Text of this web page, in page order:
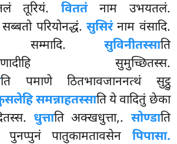
तूरियं. विततंनाम उभयतलं.
परियोनद्धं. सुसिरंनाम वंसादि.
सुविनीतस्साति
सुमुच्छितस्स.
ति पमाणे ठितभावजाननत्थं सुट्ठु
समन्नाहतस्साति ये वादितुं छेका
धुत्ताति अक्खधुत्ता,. सोण्डाति
पुनप्पुनं पातुकामतावसेन पिपासा.